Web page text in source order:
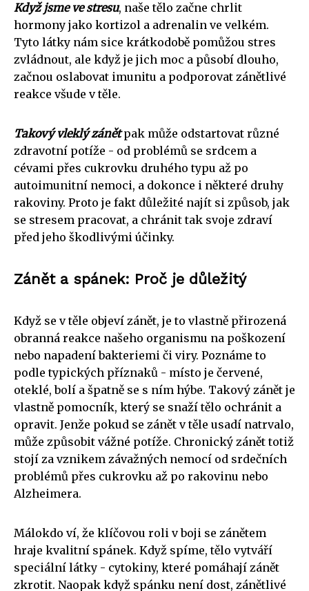
Když jsme ve stresu, naše tělo začne chrlit
hormony jako kortizol a adrenalin ve velkém.
Tyto látky nám sice krátkodobě pomůžou stres
zvládnout, ale když je jich moc a působí dlouho,
začnou oslabovat imunitu a podporovat zánětlivé
reakce všude v těle.
Takový vleklý zánětpak může odstartovat různé
zdravotní potíže - od problémů se srdcem a
cévami přes cukrovku druhého typu až po
autoimunitní nemoci, a dokonce i některé druhy
rakoviny. Proto je fakt důležité najít si způsob, jak
se stresem pracovat, a chránit tak svoje zdraví
před jeho škodlivými účinky.
Zánět a spánek: Proč je důležitý
Když se v těle objeví zánět, je to vlastně přirozená
obranná reakce našeho organismu na poškození
nebo napadení bakteriemi či viry. Poznáme to
podle typických příznaků - místo je červené,
oteklé, bolí a špatně se s ním hýbe. Takový zánět je
vlastně pomocník, který se snaží tělo ochránit a
opravit. Jenže pokud se zánět v těle usadí natrvalo,
může způsobit vážné potíže. Chronický zánět totiž
stojí za vznikem závažných nemocí od srdečních
problémů přes cukrovku až po rakovinu nebo
Alzheimera.
Málokdo ví, že klíčovou roli v boji se zánětem
hraje kvalitní spánek. Když spíme, tělo vytváří
speciální látky - cytokiny, které pomáhají zánět
zkrotit. Naopak když spánku není dost, zánětlivé